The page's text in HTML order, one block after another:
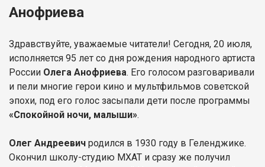
Анофриева
Здравствуйте, уважаемые читатели! Сегодня, 20 июля,
исполняется 95 лет со дня рождения народного артиста
России Олега Анофриева. Его голосом разговаривали
и пели многие герои кино и мультфильмов советской
эпохи, под его голос засыпали дети после программы
«Спокойной ночи, малыши».
Олег Андреевич родился в 1930 году в Геленджике.
Окончил школу-студию МХАТ и сразу же получил